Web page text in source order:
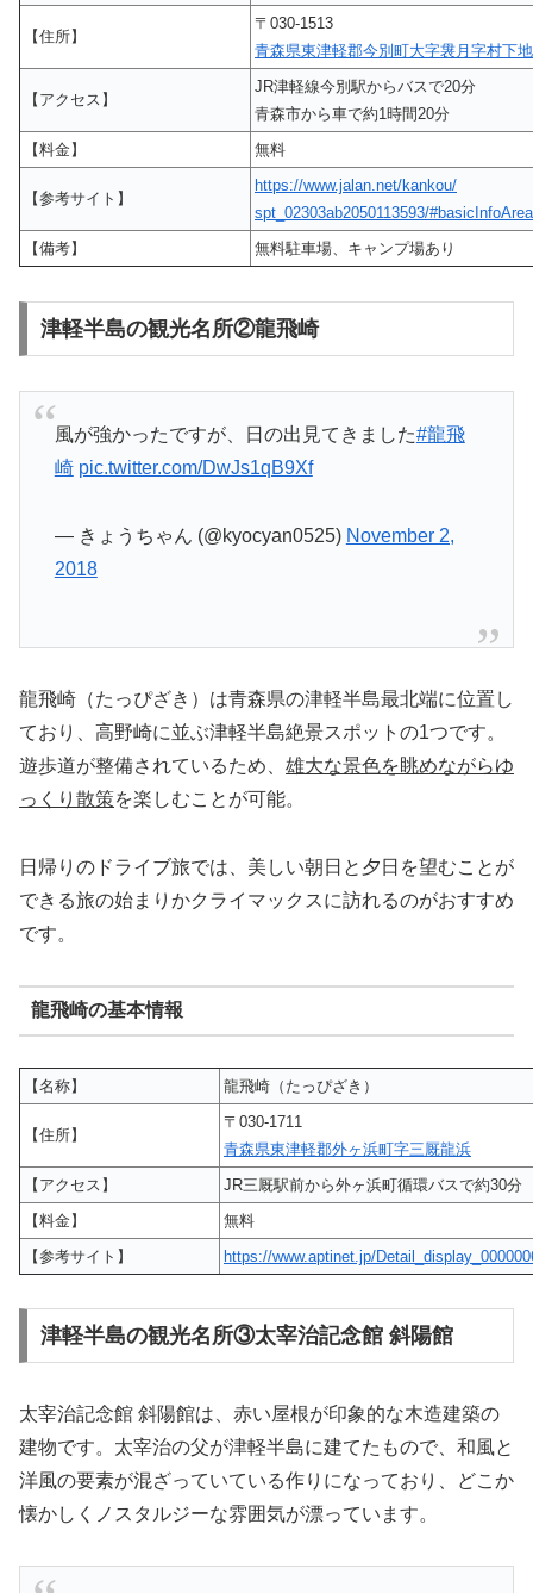
【住所】
〒030-1513
青森県東津軽郡今別町大字袰月字村下
【アクセス】
JR津軽線今別駅からバスで20分
青森市から車で約1時間20分
【料金】
無料
【参考サイト】
https://www.jalan.net/kankou/
spt_02303ab2050113593/#basicInfoArea
【備考】
無料駐車場、キャンプ場あり
津軽半島の観光名所②龍飛崎
風が強かったですが、日の出見てきました#龍飛
崎 pic.twitter.com/DwJs1qB9Xf
— きょうちゃん (@kyocyan0525) November 2,
2018
龍飛崎（たっぴざき）は青森県の津軽半島最北端に位置し
ており、高野崎に並ぶ津軽半島絶景スポットの1つです。
遊歩道が整備されているため、 雄大な景色を眺めながらゆ
っくり散策を楽しむことが可能。
日帰りのドライブ旅では、美しい朝日と夕日を望むことが
できる旅の始まりかクライマックスに訪れるのがおすすめ
です。
龍飛崎の基本情報
【名称】 龍飛崎（たっぴざき）
【住所】
〒030-1711
青森県東津軽郡外ヶ浜町字三厩龍浜
【アクセス】
JR三厩駅前から外ヶ浜町循環バスで約30分
【料金】
無料
【参考サイト】
https://www.aptinet.jp/
津軽半島の観光名所③太宰治記念館 斜陽館
太宰治記念館 斜陽館は、赤い屋根が印象的な木造建築の
建物です。太宰治の父が津軽半島に建てたもので、和風と
洋風の要素が混ざっていている作りになっており、どこか
懐かしくノスタルジーな雰囲気が漂っています。